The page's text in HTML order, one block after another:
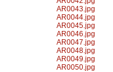
AR0043.jpg
AR0044.jpg
AR0045.jpg
AR0046.jpg
AR0047.jpg
AR0048.jpg
AR0049.jpg
AR0050.jpg